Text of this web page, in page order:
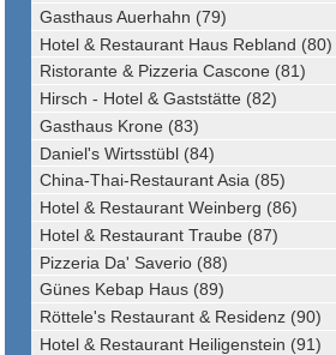
Gasthaus Auerhahn (79)
Hotel & Restaurant Haus Rebland (80)
Ristorante & Pizzeria Cascone (81)
Hirsch - Hotel & Gaststätte (82)
Gasthaus Krone (83)
Daniel's Wirtsstübl (84)
China-Thai-Restaurant Asia (85)
Hotel & Restaurant Weinberg (86)
Hotel & Restaurant Traube (87)
Pizzeria Da' Saverio (88)
Günes Kebap Haus (89)
Röttele's Restaurant & Residenz (90)
Hotel & Restaurant Heiligenstein (91)